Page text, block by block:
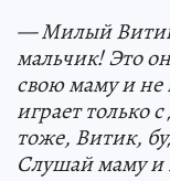
— Милый
мальчик! Это
свою маму и не
играет только
тоже, Витик,
Слушай маму